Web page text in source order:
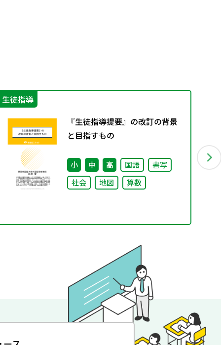
生徒指導
『生徒指導提要』の改訂の背景
と目指すもの
小 中 高 国語
書写
社会
地図 算数